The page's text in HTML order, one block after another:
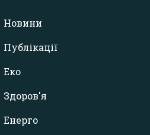
Новини
Публікації
Еко
Здоров'я
Енерго